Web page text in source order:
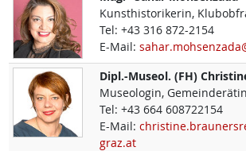
Kunsthistorikerin,
Tel: +43 316 872-2154
E-Mail:
Dipl.-Museol. (FH)
Museologin, Gemeinderätin
Tel: +43 664 608722154
E-Mail:
graz.at